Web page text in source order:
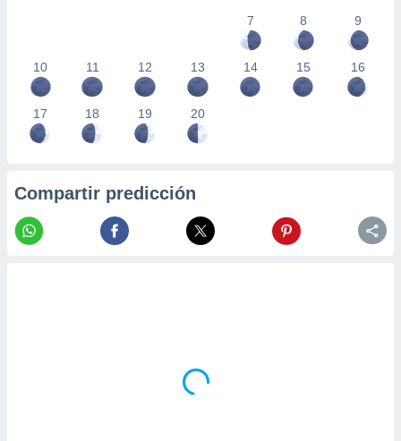
7
8 9
10 11 12 13 14 15 16
17 18 19 20
Compartir predicción